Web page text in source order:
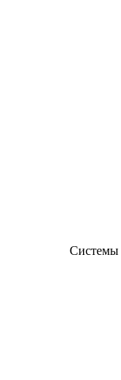
Системы